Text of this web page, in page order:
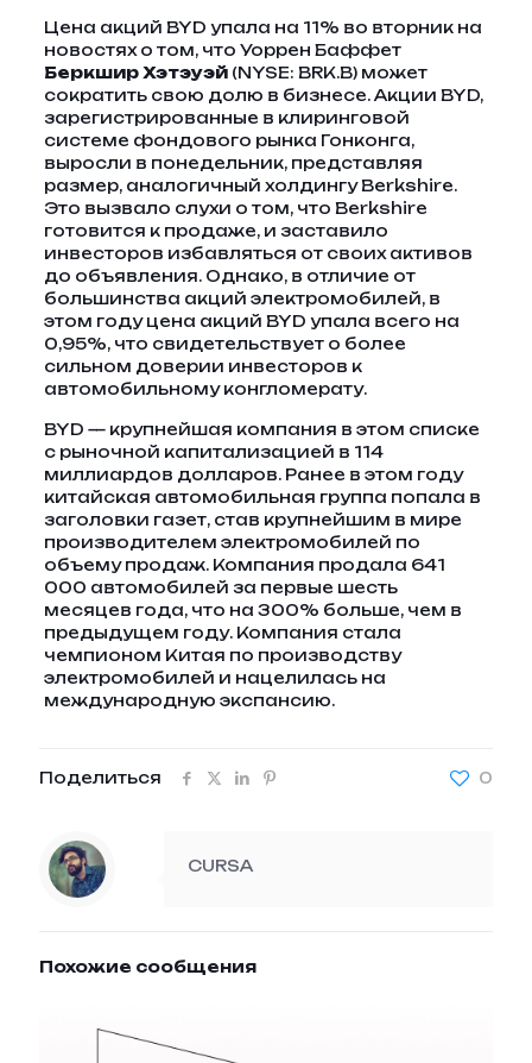
Цена акций BYD упала на 11% во вторник на
новостях о том, что Уоррен Баффет
Беркшир Хэтэуэй (NYSE: BRK.B) может
сократить свою долю в бизнесе. Акции BYD,
зарегистрированные в клиринговой
системе фондового рынка Гонконга,
выросли в понедельник, представляя
размер, аналогичный холдингу Berkshire.
Это вызвало слухи о том, что Berkshire
готовится к продаже, и заставило
инвесторов избавляться от своих активов
до объявления. Однако, в отличие от
большинства акций электромобилей, в
этом году цена акций BYD упала всего на
0,95%, что свидетельствует о более
сильном доверии инвесторов к
автомобильному конгломерату.
BYD — крупнейшая компания в этом списке
с рыночной капитализацией в 114
миллиардов долларов. Ранее в этом году
китайская автомобильная группа попала в
заголовки газет, став крупнейшим в мире
производителем электромобилей по
объему продаж. Компания продала 641
000 автомобилей за первые шесть
месяцев года, что на 300% больше, чем в
предыдущем году. Компания стала
чемпионом Китая по производству
электромобилей и нацелилась на
международную экспансию.
Поделиться 0
CURSA
Похожие сообщения